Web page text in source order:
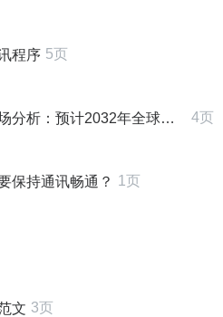
程序 5页
年全球市场销售额将达到245.4亿元 4页
保持通讯畅通？ 1页
文 3页